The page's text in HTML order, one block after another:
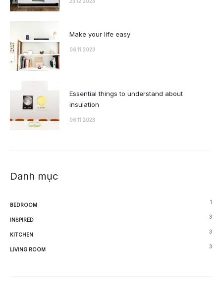
Make your life easy
06.11 2023
Essential things to understand about
insulation
06.11 2023
Danh mục
BEDROOM 1
INSPIRED 3
KITCHEN 3
LIVING ROOM 3